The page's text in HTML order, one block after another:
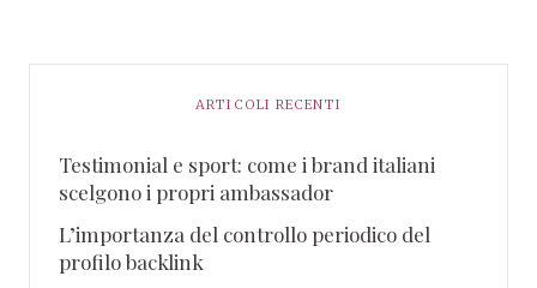
ARTICOLI RECENTI
Testimonial e sport: come i brand italiani
scelgono i propri ambassador
L’importanza del controllo periodico del
profilo backlink